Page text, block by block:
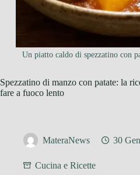
Un piatto caldo di spezzatino con
Spezzatino di manzo con patate: la
fare a fuoco lento
MateraNews 30
Cucina e Ricette